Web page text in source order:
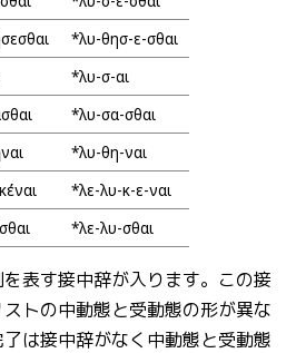
*λυ-θησ-ε-σθαι
*λυ-σ-αι
*λυ-σα-σθαι
*λυ-θη-ναι
*λε-λυ-κ-ε-ναι
*λε-λυ-σθαι
表す接中辞が入ります。この接
トの中動態と受動態の形が異な
は接中辞がなく中動態と受動態